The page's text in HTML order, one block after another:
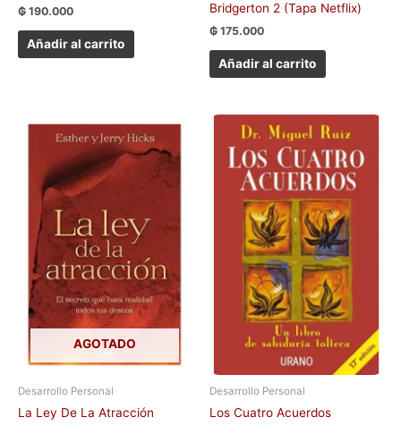
₲ 190.000
Añadir al carrito
Bridgerton 2 (Tapa Netflix)
₲ 175.000
Añadir al carrito
AGOTADO
Desarrollo Personal
La Ley De La Atracción
Desarrollo Personal
Los Cuatro Acuerdos